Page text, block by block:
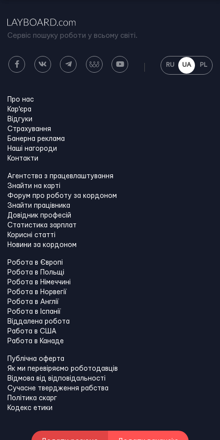
Сервіс пошуку роботи у всьому світі.
RU UA PL
Про нас
Кар'єра
Відгуки
Страхування
Банерна реклама
Наші нагороди
Контакти
Агентства з працевлаштування
Знайти на карті
Форум про роботу за кордоном
Знайти працівника
Довідник професій
Статистика зарплат
Корисні статті
Новини за кордоном
Робота в Європі
Робота в Польщі
Робота в Німеччині
Робота в Норвегії
Робота в Англії
Робота в Іспанії
Віддалена робота
Работа в США
Работа в Канадe
Публічна оферта
Як ми перевіряємо роботодавців
Відмова від відповідальності
Сучасне твердження рабства
Політика скарг
Кодекс етики